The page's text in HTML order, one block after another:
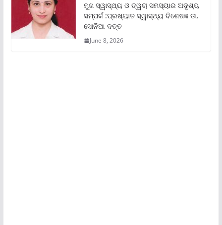
ମୁଖ ସ୍ୱାସ୍ଥ୍ୟ ଓ ତ୍ୱଚା ସମସ୍ୟାର ଅଦୃଶ୍ୟ
ସମ୍ପର୍କ :ପ୍ରଖ୍ୟାତ ସ୍ୱାସ୍ଥ୍ୟ ବିଶେଷଜ୍ଞ ଡା.
ସୋନିଆ ଦତ୍ତ
June 8, 2026